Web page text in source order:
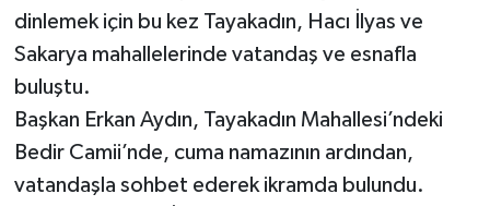
dinlemek için bu kez Tayakadın, Hacı İlyas ve
Sakarya mahallelerinde vatandaş ve esnafla
buluştu.
Başkan Erkan Aydın, Tayakadın Mahallesi’ndeki
Bedir Camii’nde, cuma namazının ardından,
vatandaşla sohbet ederek ikramda bulundu.